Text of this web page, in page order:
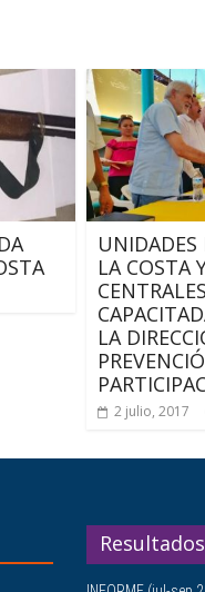
UNIDADES
LA COSTA
LA
2 julio, 2017
Resultados